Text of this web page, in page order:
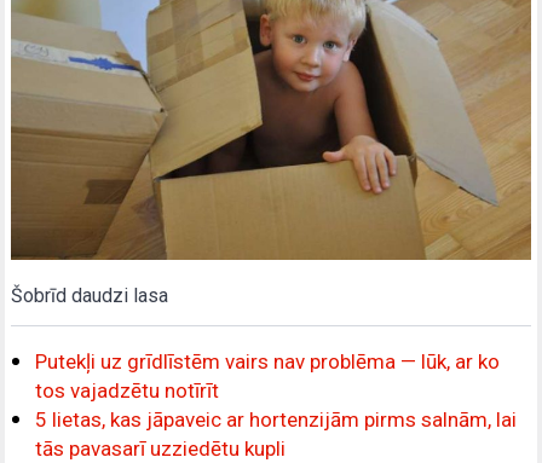
Šobrīd daudzi lasa
Putekļi uz grīdlīstēm vairs nav problēma — lūk, ar ko
tos vajadzētu notīrīt
5 lietas, kas jāpaveic ar hortenzijām pirms salnām, lai
tās pavasarī uzziedētu kupli